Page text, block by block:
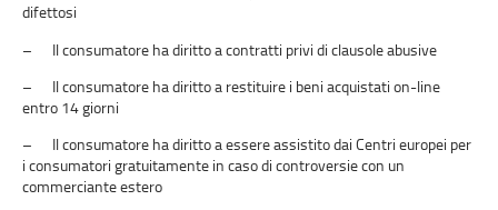
difettosi
– Il consumatore ha diritto a contratti privi di clausole abusive
– Il consumatore ha diritto a restituire i beni acquistati on-line
entro 14 giorni
– Il consumatore ha diritto a essere assistito dai Centri europei per
i consumatori gratuitamente in caso di controversie con un
commerciante estero